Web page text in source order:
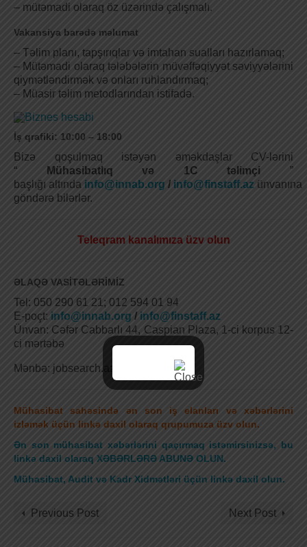
– mütəmadi olaraq öz üzərində çalışmalı.
Vakansiya barədə məlumat
– Təlim planı, tapşırıqlar və imtahan sualları hazırlamaq;
– Mütəmadi olaraq tələbələrin müvəffəqiyyət səviyyələrini
qiymətləndirmək və onları ruhlandırmaq;
– Müasir təlim metodlarından istifadə.
İş qrafiki: 10:00 – 18:00
Bizə qoşulmaq istəyən əməkdaşlar CV-lərini
“
Mühasibatlıq və 1C təlimçi”
başlığı altında info@innab.org / info@finstaff.az ünvanına
göndərə bilərlər.
Teleqram kanalımıza üzv olun
ƏLAQƏ VASİTƏLƏRİMİZ
Tel: 050 290 61 21; 012 594 01 94
E-poçt: info@innab.org / info@finstaff.az
Ünvan: Cəfər Cabbarlı 44, Caspian Plaza, 1-ci korpus 12-
ci mərtəbə
Mənbə: jobsearch.az
Mühasibat sahəsində ən son iş elanları və xəbərlərini
izləmək üçün linkə daxil olaraq qrupumuza üzv olun.
Ən son mühasibat xəbərlərini qaçırmaq istəmirsinizsə, bu
linkə daxil olaraq XƏBƏRLƏRƏ ABUNƏ OLUN.
Mühasibat, Audit və Kadr Xidmətləri üçün linkə daxil olun.
Previous Post Next Post